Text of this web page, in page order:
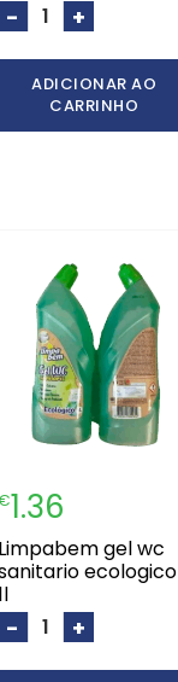
- +
ADICIONAR AO
CARRINHO
1.36
limpabem gel wc
ecologico
- +